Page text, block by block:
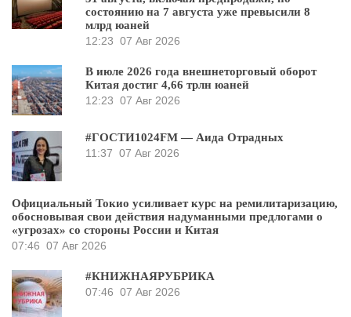
состоянию на 7 августа уже превысили 8
млрд юаней
12:23 07 Авг 2026
В июле 2026 года внешнеторговый оборот
Китая достиг 4,66 трлн юаней
12:23 07 Авг 2026
#ГОСТИ1024FM — Аида Отрадных
11:37 07 Авг 2026
Официальный Токио усиливает курс на ремилитаризацию,
обосновывая свои действия надуманными предлогами о
«угрозах» со стороны России и Китая
07:46 07 Авг 2026
#КНИЖНАЯРУБРИКА
07:46 07 Авг 2026